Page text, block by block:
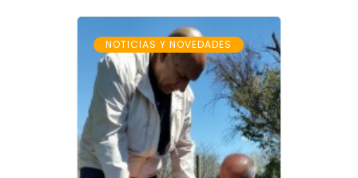
NOTICIAS Y NOVEDADES